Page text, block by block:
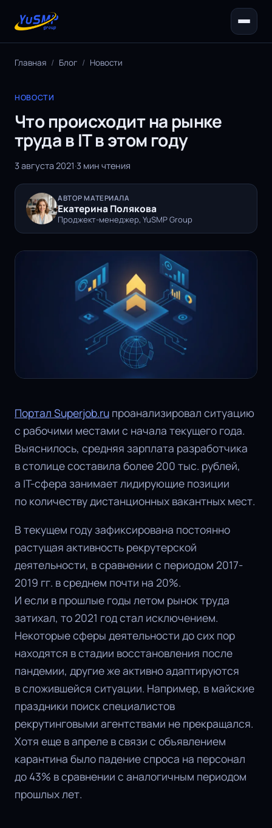
Главная / Блог / Новости
НОВОСТИ
Что происходит на рынке
труда в IT в этом году
3 августа 2021·3 мин чтения
АВТОР МАТЕРИАЛА
Екатерина Полякова
Проджект-менеджер, YuSMP Group
Портал Superjob.ru проанализировал ситуацию
с рабочими местами с начала текущего года.
Выяснилось, средняя зарплата разработчика
в столице составила более 200 тыс. рублей,
а IT-сфера занимает лидирующие позиции
по количеству дистанционных вакантных мест.
В текущем году зафиксирована постоянно
растущая активность рекрутерской
деятельности, в сравнении с периодом 2017-
2019 гг. в среднем почти на 20%.
И если в прошлые годы летом рынок труда
затихал, то 2021 год стал исключением.
Некоторые сферы деятельности до сих пор
находятся в стадии восстановления после
пандемии, другие же активно адаптируются
в сложившейся ситуации. Например, в майские
праздники поиск специалистов
рекрутинговыми агентствами не прекращался.
Хотя еще в апреле в связи с объявлением
карантина было падение спроса на персонал
до 43% в сравнении с аналогичным периодом
прошлых лет.